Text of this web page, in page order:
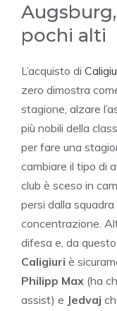
pochi alti
L’acquisto di
zero dimostra
stagione, alzare
più nobili della
per fare una
cambiare il tipo di
club è sceso in
persi dalla
concentrazione.
difesa e, da
Caligiuri è
Philipp Max (ha
assist) e Jedvaj